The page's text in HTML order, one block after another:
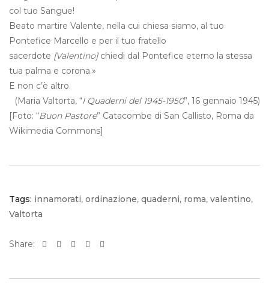
col tuo Sangue!
Beato martire Valente, nella cui chiesa siamo, al tuo
Pontefice Marcello e per il tuo fratello
sacerdote [Valentino]chiedi dal Pontefice eterno la stessa
tua palma e corona.»
E non c’è altro.
(Maria Valtorta, “I Quaderni del 1945-1950”, 16 gennaio 1945)
[Foto: “Buon Pastore” Catacombe di San Callisto, Roma da
Wikimedia Commons]
Tags: innamorati, ordinazione, quaderni, roma, valentino,
Valtorta
Share: